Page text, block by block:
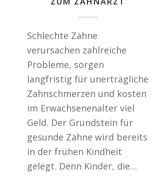
Schlechte Zähne
verursachen zahlreiche
Probleme, sorgen
langfristig für unerträgliche
Zahnschmerzen und kosten
im Erwachsenenalter viel
Geld. Der Grundstein für
gesunde Zähne wird bereits
in der frühen Kindheit
gelegt. Denn Kinder, die…